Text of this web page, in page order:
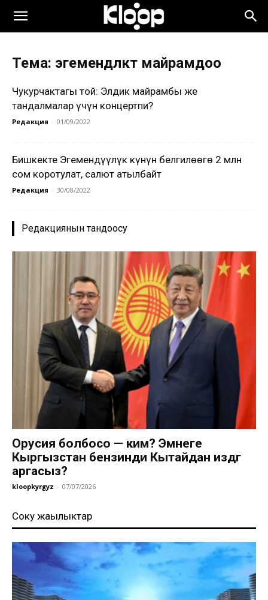
Тема: эгемендүүлүктү майрамдоо
Чуңкурчактагы той: Элдик майрамбы же
тандалмалар үчүн концертпи?
Редакция - 01/09/2022
Бишкекте Эгемендүүлүк күнүн белгилөөгө 2 млн
сом коротулат, салют атылбайт
Редакция - 30/08/2022
Редакциянын тандоосу
Орусия болбосо — ким? Эмнеге
Кыргызстан бензинди Кытайдан издөөгө
аргасыз?
kloopkyrgyz - 07/07/2026
Соңку жаңылыктар